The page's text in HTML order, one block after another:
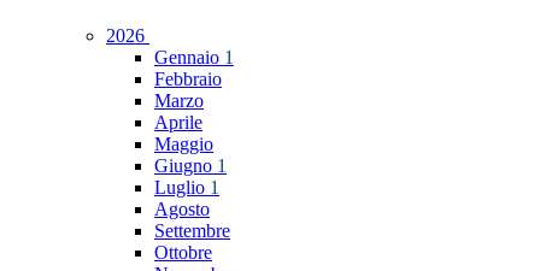
2026
Gennaio 1
Febbraio
Marzo
Aprile
Maggio
Giugno 1
Luglio 1
Agosto
Settembre
Ottobre